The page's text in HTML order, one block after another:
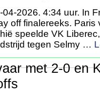
04-2026. 4:34 uur. In
off finalereeks.
speelde VK
tegen Selmy …
met 2-0 en